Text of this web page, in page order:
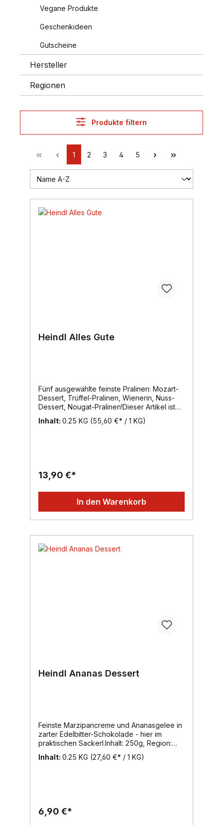
Vegane Produkte
Geschenkideen
Gutscheine
Hersteller
Regionen
Produkte filtern
1 2 3 4 5
Heindl Alles Gute
Fünf ausgewählte feinste Pralinen: Mozart-
Dessert, Trüffel-Pralinen, Wienerin, Nuss-
Dessert, Nougat-Pralinen!Dieser Artikel ist
alkoholhältig.Inhalt: 250g, Region: Wien,
Marke: Heindl
Inhalt: 0.25 KG (55,60 €* / 1 KG)
13,90 €*
In den Warenkorb
Heindl Ananas Dessert
Feinste Marzipancreme und Ananasgelee in
zarter Edelbitter-Schokolade - hier im
praktischen Sackerl.Inhalt: 250g, Region:
Wien, Marke: Heindl
Inhalt: 0.25 KG (27,60 €* / 1 KG)
6,90 €*